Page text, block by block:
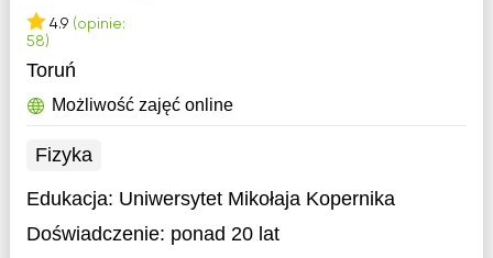
4.9 (opinie:
58)
Toruń
Możliwość zajęć online
Fizyka
Edukacja: Uniwersytet Mikołaja Kopernika
Doświadczenie: ponad 20 lat